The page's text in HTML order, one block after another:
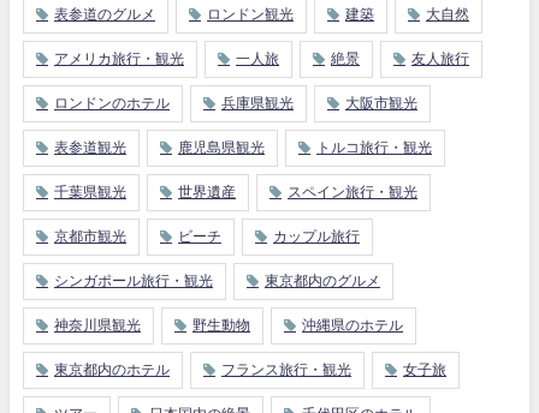
表参道のグルメ ロンドン観光 建築 大自然
アメリカ旅行・観光 一人旅 絶景 友人旅行
ロンドンのホテル 兵庫県観光 大阪市観光
表参道観光 鹿児島県観光 トルコ旅行・観光
千葉県観光 世界遺産 スペイン旅行・観光
京都市観光 ビーチ カップル旅行
シンガポール旅行・観光 東京都内のグルメ
神奈川県観光 野生動物 沖縄県のホテル
東京都内のホテル フランス旅行・観光 女子旅